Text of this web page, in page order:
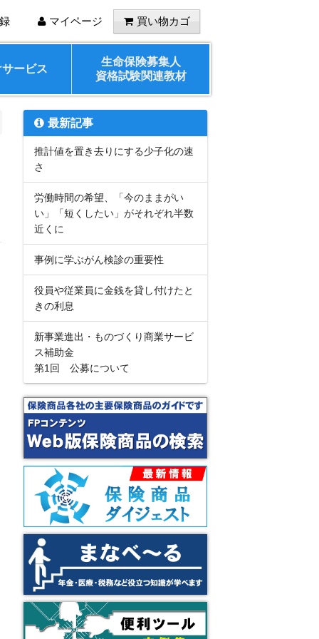
マイページ 買い物カゴ
ービス
生命保険募集人
資格試験関連教材
最新記事
推計値を置き去りにする少子化の速
さ
労働時間の希望、「今のままがい
い」「短くしたい」がそれぞれ半数
近くに
事例に学ぶがん検診の重要性
役員や従業員に金銭を貸し付けたと
きの利息
新事業進出・ものづくり商業サービ
ス補助金
第1回 公募について